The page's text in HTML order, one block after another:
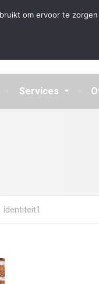
zaken aannemen en
Services
identiteit1
om ervoor te